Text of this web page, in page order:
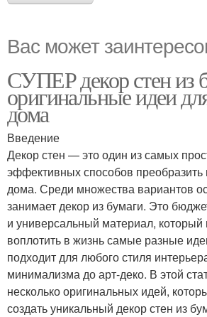
Вас может
СУПЕР декор стен из
оригинальные идеи
дома
Введение
Декор стен — это один из самых
эффективных способов преобразить
дома. Среди множества вариантов
занимает декор из бумаги. Это
и универсальный материал, который
воплотить в жизнь самые разные
подходит для любого стиля
минимализма до арт-деко. В этой
несколько оригинальных идей,
создать уникальный декор стен из